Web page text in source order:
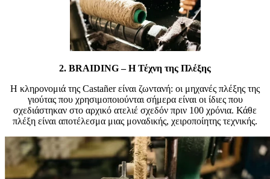
2. BRAIDING – Η Τέχνη της Πλέξης
Η κληρονομιά της Castañer είναι ζωντανή: οι μηχανές πλέξης της
γιούτας που χρησιμοποιούνται σήμερα είναι οι ίδιες που
σχεδιάστηκαν στο αρχικό ατελιέ σχεδόν πριν 100 χρόνια. Κάθε
πλέξη είναι αποτέλεσμα μιας μοναδικής, χειροποίητης τεχνικής.